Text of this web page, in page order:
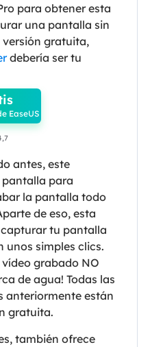
para obtener esta
una pantalla sin
gratuita,
debería ser tu
EaseUS
antes, este
para
la pantalla todo
de eso, esta
tu pantalla
unos simples clics.
vídeo grabado NO
de agua! Todas las
anteriormente están
gratuita.
también ofrece